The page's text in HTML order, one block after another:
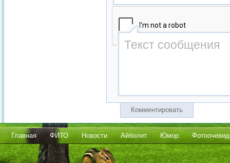
Комментировать
Главная ФИТО Новости Айболит Юмор